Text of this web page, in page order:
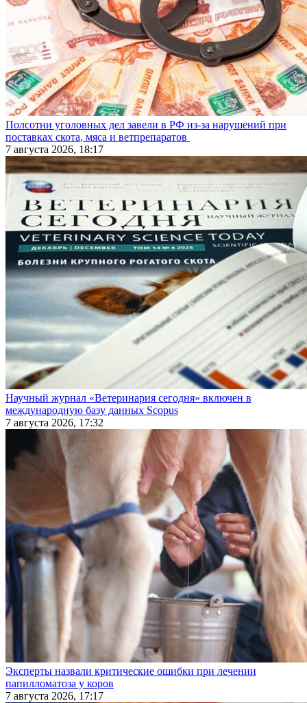
Полсотни уголовных дел завели в РФ из-за нарушений при
поставках скота, мяса и ветпрепаратов
7 августа 2026, 18:17
Научный журнал «Ветеринария сегодня» включен в
международную базу данных Scopus
7 августа 2026, 17:32
Эксперты назвали критические ошибки при лечении
папилломатоза у коров
7 августа 2026, 17:17